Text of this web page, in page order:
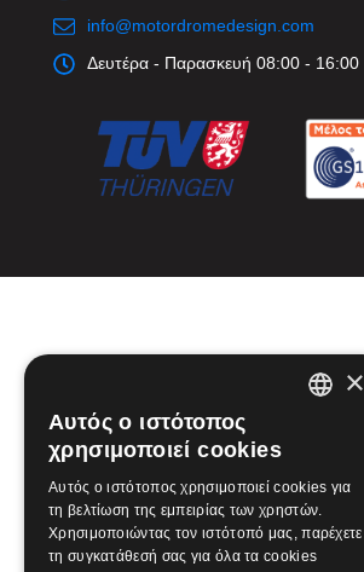
info@motordromedesign.com
Δευτέρα - Παρασκευή 08:00 - 16:00
×
Αυτός ο ιστότοπος
χρησιμοποιεί cookies
Αυτός ο ιστότοπος χρησιμοποιεί cookies για
τη βελτίωση της εμπειρίας των χρηστών.
Χρησιμοποιώντας τον ιστότοπό μας, παρέχετε
τη συγκατάθεσή σας για όλα τα cookies